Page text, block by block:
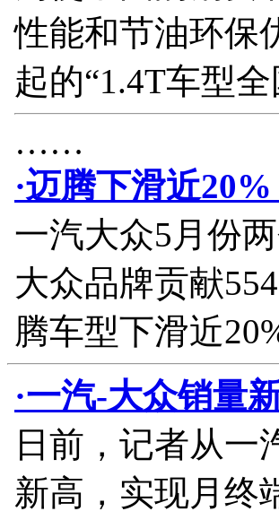
性能和节油环保
起的“1.4T车型
……
·迈腾下滑近
一汽大众5月份
大众品牌贡献
腾车型下滑近
·一汽-大众销量
日前，记者从一
新高，实现月终